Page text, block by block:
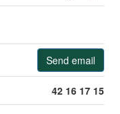
Send email
42 16 17 15